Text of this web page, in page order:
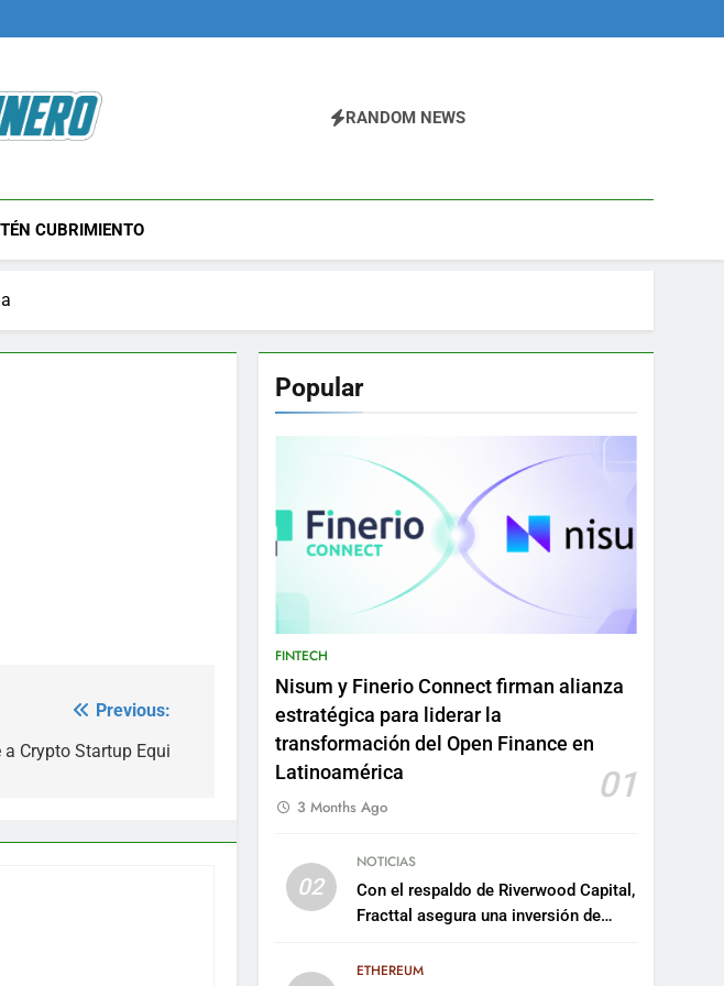
RANDOM NEWS
CUBRIMIENTO
Previous:
Crypto Startup Equi
Popular
FINTECH
Nisum y Finerio Connect firman alianza
estratégica para liderar la
transformación del Open Finance en
Latinoamérica
01
3 Months Ago
02
NOTICIAS
Con el respaldo de Riverwood Capital,
Fracttal asegura una inversión de
plataforma
ETHEREUM